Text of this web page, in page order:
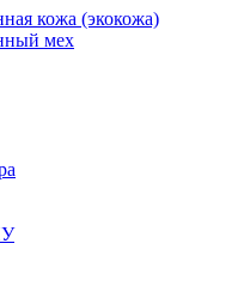
кожа (экокожа)
мех